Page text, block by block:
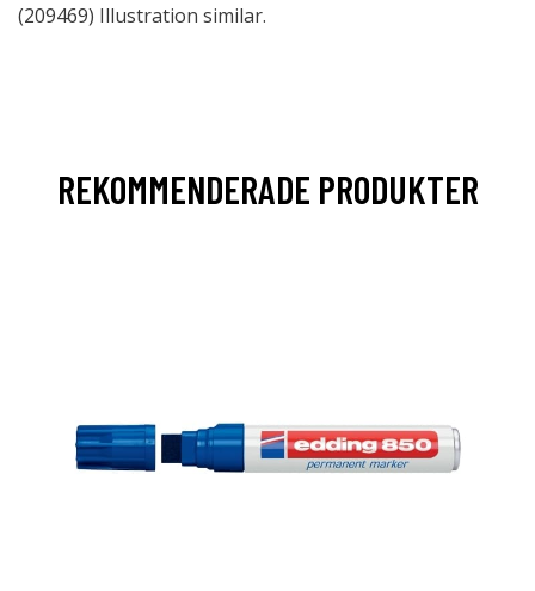
(209469) Illustration similar.
REKOMMENDERADE PRODUKTER